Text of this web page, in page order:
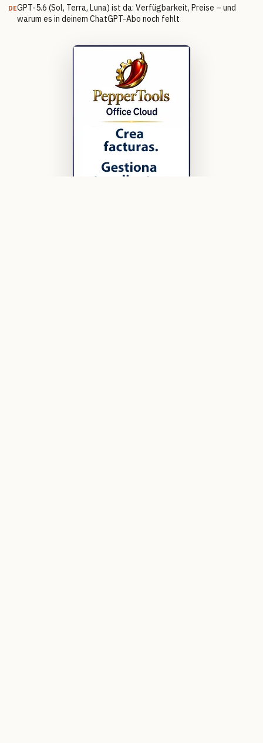
DEGPT-5.6 (Sol, Terra, Luna) ist da: Verfügbarkeit, Preise – und
warum es in deinem ChatGPT-Abo noch fehlt